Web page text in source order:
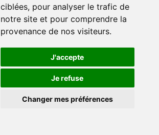
ciblées, pour analyser le trafic de
notre site et pour comprendre la
provenance de nos visiteurs.
J'accepte
Je refuse
Changer mes préférences